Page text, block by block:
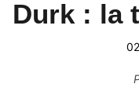
Durk : la